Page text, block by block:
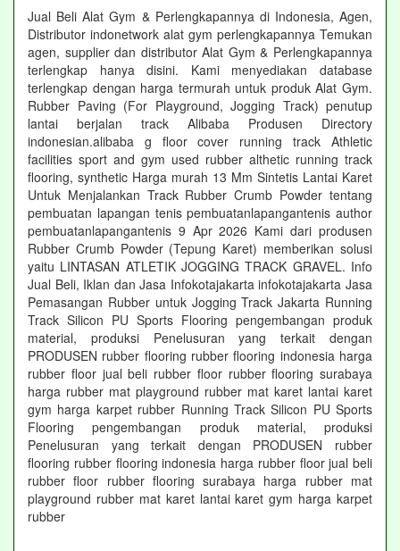
Jual Beli Alat Gym & Perlengkapannya di Indonesia, Agen,
Distributor indonetwork alat gym perlengkapannya Temukan
agen, supplier dan distributor Alat Gym & Perlengkapannya
terlengkap hanya disini. Kami menyediakan database
terlengkap dengan harga termurah untuk produk Alat Gym.
Rubber Paving (For Playground, Jogging Track) penutup
lantai berjalan track Alibaba Produsen Directory
indonesian.alibaba g floor cover running track Athletic
facilities sport and gym used rubber althetic running track
flooring, synthetic Harga murah 13 Mm Sintetis Lantai Karet
Untuk Menjalankan Track Rubber Crumb Powder tentang
pembuatan lapangan tenis pembuatanlapangantenis author
pembuatanlapangantenis 9 Apr 2026 Kami dari produsen
Rubber Crumb Powder (Tepung Karet) memberikan solusi
yaitu LINTASAN ATLETIK JOGGING TRACK GRAVEL. Info
Jual Beli, Iklan dan Jasa Infokotajakarta infokotajakarta Jasa
Pemasangan Rubber untuk Jogging Track Jakarta Running
Track Silicon PU Sports Flooring pengembangan produk
material, produksi Penelusuran yang terkait dengan
PRODUSEN rubber flooring rubber flooring indonesia harga
rubber floor jual beli rubber floor rubber flooring surabaya
harga rubber mat playground rubber mat karet lantai karet
gym harga karpet rubber Running Track Silicon PU Sports
Flooring pengembangan produk material, produksi
Penelusuran yang terkait dengan PRODUSEN rubber
flooring rubber flooring indonesia harga rubber floor jual beli
rubber floor rubber flooring surabaya harga rubber mat
playground rubber mat karet lantai karet gym harga karpet
rubber